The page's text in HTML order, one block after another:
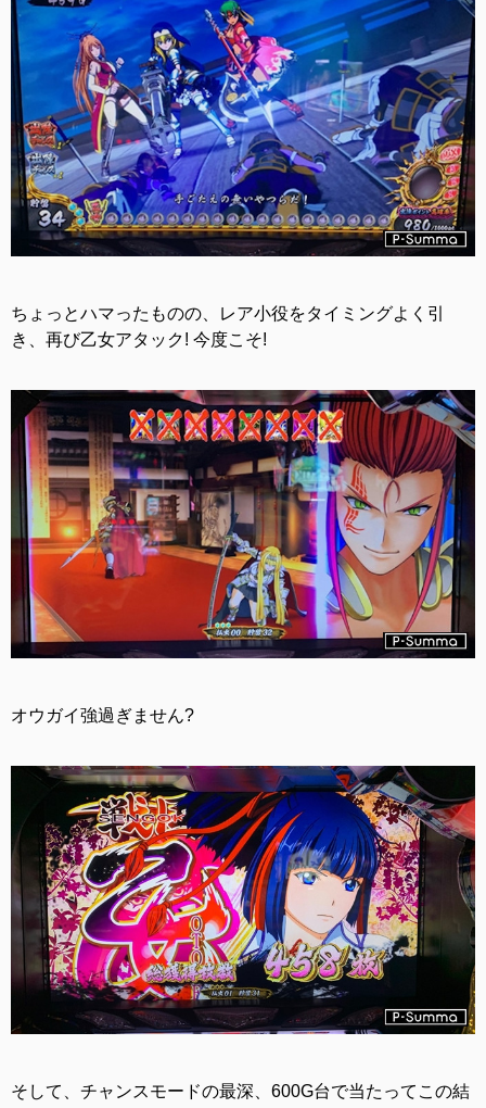
ちょっとハマったものの、レア小役をタイミングよく引
き、再び乙女アタック! 今度こそ!
オウガイ強過ぎません?
そして、チャンスモードの最深、600G台で当たってこの結